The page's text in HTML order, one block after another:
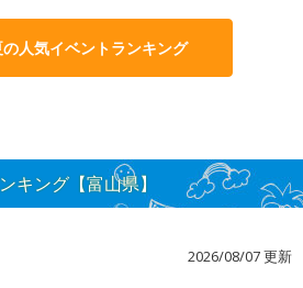
人気イベントランキング
キング【富山県】
2026/08/07 更新